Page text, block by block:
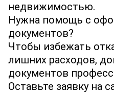
недвижимостью.
Нужна помощь с
документов?
Чтобы избежать
лишних расходов,
документов
Оставьте заявку на